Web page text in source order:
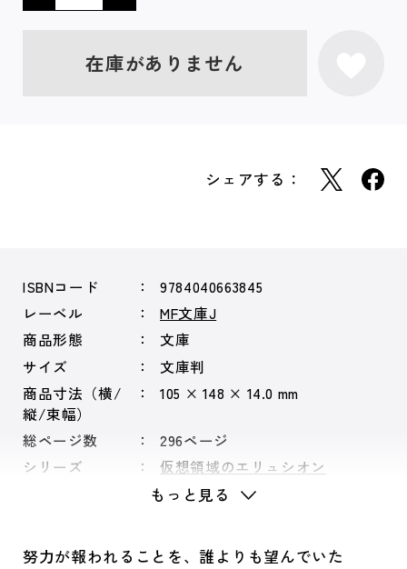
在庫がありません
シェアする：
ISBNコード
9784040663845
レーベル
MF文庫J
商品形態
文庫
サイズ
文庫判
商品寸法（横/
縦/束幅）
105 × 148 × 14.0 mm
総ページ数
296ページ
シリーズ
仮想領域のエリュシオン
もっと見る
努力が報われることを、誰よりも望んでいた